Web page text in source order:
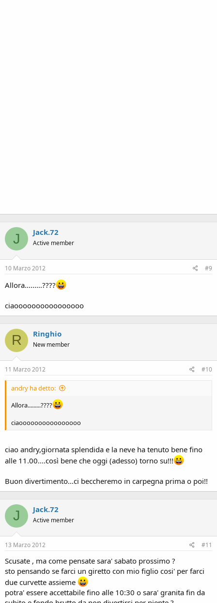
J Jack.72
Active member
10 Marzo 2012 #9
Allora.........????
ciaoooooooooooooooo
R Ringhio
New member
11 Marzo 2012 #10
andry ha detto:
Allora.........????
ciaoooooooooooooooo
ciao andry,giornata splendida e la neve ha tenuto bene fino
alle 11.00....così bene che oggi (adesso) torno su!!!
Buon divertimento...ci beccheremo in carpegna prima o poi!!
J Jack.72
Active member
13 Marzo 2012 #11
Scusate , ma come pensate sara' sabato prossimo ?
sto pensando se farci un giretto con mio figlio cosi' per farci
due curvette assieme
potra' essere accettabile fino alle 10:30 o sara' granita fin da